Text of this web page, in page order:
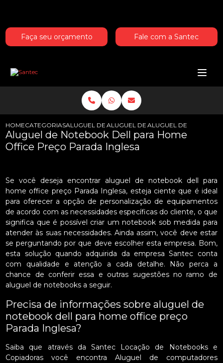
Faça seu orçamento Fale com a Santec
HOMECATEGORIASALUGUEL DE NOTEBOOKS DELL
ALUGUEL DE NOTEBOOK DELL PARA
ALUGUEL DE
Aluguel de Notebook Dell para Home
Office Preço Parada Inglesa
Se você deseja encontrar aluguel de notebook dell para
home office preço Parada Inglesa, esteja ciente que é ideal
para oferecer a opção de personalização de equipamentos
de acordo com as necessidades específicas do cliente, o que
significa que é possível criar um notebook sob medida para
atender às suas necessidades. Ainda assim, você deve estar
se perguntando por que deve escolher esta empresa. Bom,
esta solução quando adquirida da empresa Santec conta
com qualidade e atenção a cada detalhe. Não perca a
chance de conferir essa e outras sugestões no ramo de
aluguel de notebooks a seguir.
Precisa de informações sobre aluguel de
notebook dell para home office preço
Parada Inglesa?
Saiba que através da Santec Locação de Notebooks e
Copiadoras você encontra Aluguel de computadores